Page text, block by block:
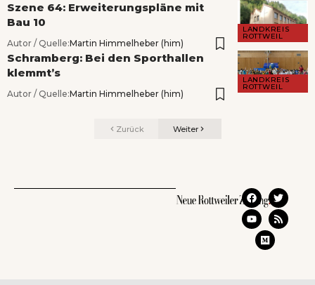
LANDKREIS
ROTTWEIL
Szene 64: Erweiterungspläne mit
Bau 10
Autor / Quelle:Martin Himmelheber (him)
LANDKREIS
ROTTWEIL
Schramberg: Bei den Sporthallen
klemmt’s
Autor / Quelle:Martin Himmelheber (him)
Zurück Weiter